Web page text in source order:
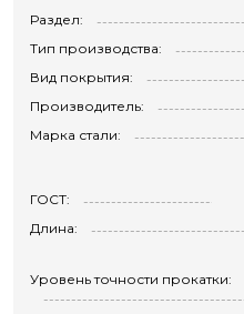
Раздел:
Тип производства:
Вид покрытия:
Производитель:
Марка стали:
ГОСТ:
Длина:
Уровень точности прокатки: